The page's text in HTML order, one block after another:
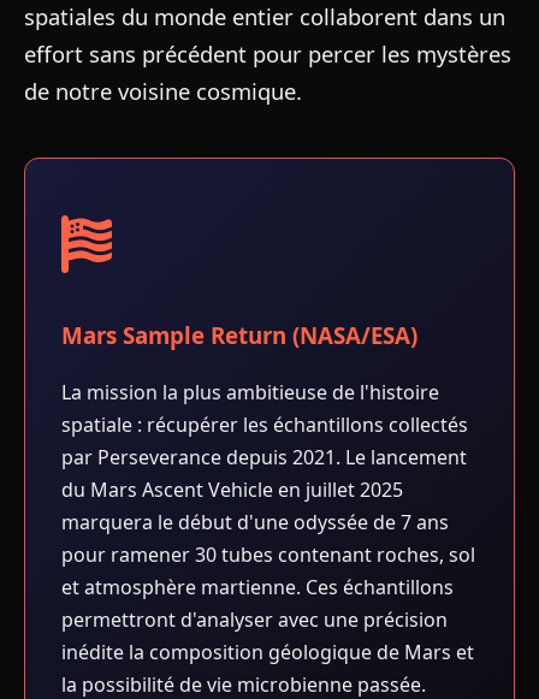
spatiales du monde entier collaborent dans un
effort sans précédent pour percer les mystères
de notre voisine cosmique.
Mars Sample Return (NASA/ESA)
La mission la plus ambitieuse de l'histoire
spatiale : récupérer les échantillons collectés
par Perseverance depuis 2021. Le lancement
du Mars Ascent Vehicle en juillet 2025
marquera le début d'une odyssée de 7 ans
pour ramener 30 tubes contenant roches, sol
et atmosphère martienne. Ces échantillons
permettront d'analyser avec une précision
inédite la composition géologique de Mars et
la possibilité de vie microbienne passée.